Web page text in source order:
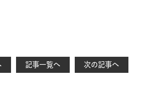
記事一覧へ 次の記事へ